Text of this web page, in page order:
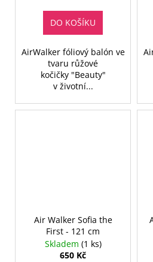
DO KOŠÍKU
AirWalker fóliový balón ve
tvaru růžové
kočičky "Beauty"
v životní...
Air Walker Sofia the
First - 121 cm
Skladem (1 ks)
650 Kč